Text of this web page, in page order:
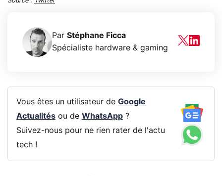
Par Stéphane Ficca
Spécialiste hardware & gaming
Vous êtes un utilisateur de Google
Actualitésou de WhatsApp?
Suivez-nous pour ne rien rater de l'actu
tech !